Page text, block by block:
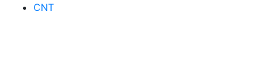
CNT